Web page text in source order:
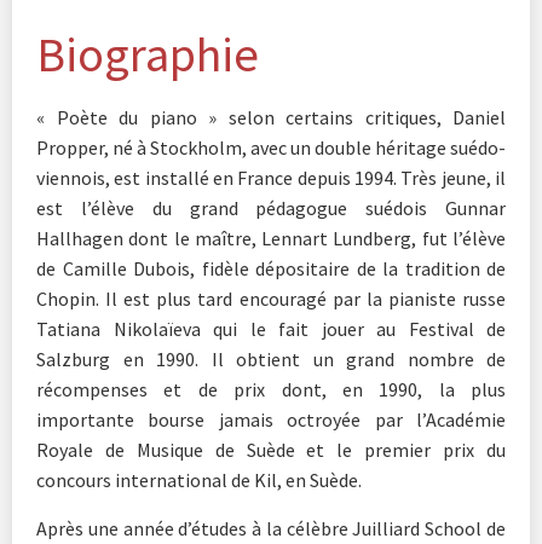
Biographie
« Poète du piano » selon certains critiques, Daniel
Propper, né à Stockholm, avec un double héritage suédo-
viennois, est installé en France depuis 1994. Très jeune, il
est l’élève du grand pédagogue suédois Gunnar
Hallhagen dont le maître, Lennart Lundberg, fut l’élève
de Camille Dubois, fidèle dépositaire de la tradition de
Chopin. Il est plus tard encouragé par la pianiste russe
Tatiana Nikolaïeva qui le fait jouer au Festival de
Salzburg en 1990. Il obtient un grand nombre de
récompenses et de prix dont, en 1990, la plus
importante bourse jamais octroyée par l’Académie
Royale de Musique de Suède et le premier prix du
concours international de Kil, en Suède.
Après une année d’études à la célèbre Juilliard School de